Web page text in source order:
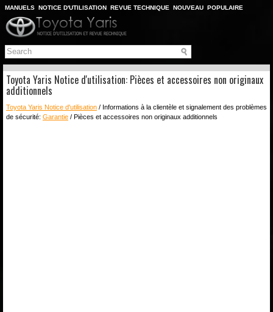
MANUELS NOTICE D'UTILISATION REVUE TECHNIQUE NOUVEAU POPULAIRE
PLAN DU SITE
CHERCHER
Toyota Yaris Notice d'utilisation: Pièces et accessoires non originaux
additionnels
Toyota Yaris Notice d'utilisation / Informations à la clientèle et signalement des problèmes
de sécurité: Garantie / Pièces et accessoires non originaux additionnels